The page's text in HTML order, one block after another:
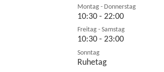
Montag - Donnerstag
10:30 - 22:00
Freitag - Samstag
10:30 - 23:00
Sonntag
Ruhetag